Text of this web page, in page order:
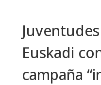
Euskadi
campaña